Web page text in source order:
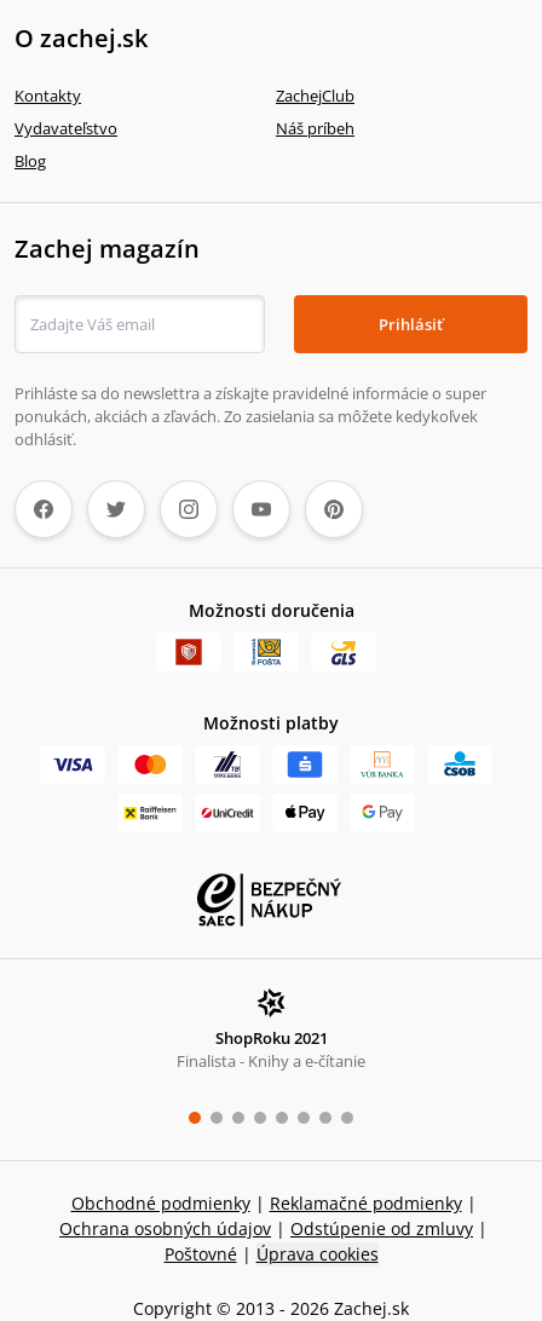
O zachej.sk
Kontakty
ZachejClub
Vydavateľstvo
Náš príbeh
Blog
Zachej magazín
Prihlásiť
Prihláste sa do newslettra a získajte pravidelné informácie o super
ponukách, akciách a zľavách. Zo zasielania sa môžete kedykoľvek
odhlásiť.
Možnosti doručenia
Možnosti platby
ShopRoku 2021
Finalista - Knihy a e-čítanie
Obchodné podmienky | Reklamačné podmienky |
Ochrana osobných údajov | Odstúpenie od zmluvy |
Poštovné | Úprava cookies
Copyright © 2013 - 2026 Zachej.sk